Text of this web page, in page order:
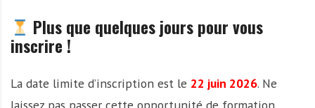
Plus que quelques jours pour vous
inscrire !
La date limite d’inscription est le 22 juin 2026. Ne
laissez pas passer cette opportunité de formation